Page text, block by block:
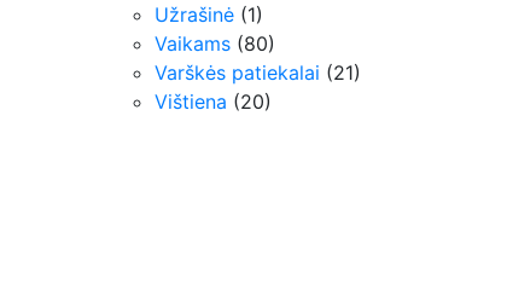
Užrašinė (1)
Vaikams (80)
Varškės patiekalai (21)
Vištiena (20)